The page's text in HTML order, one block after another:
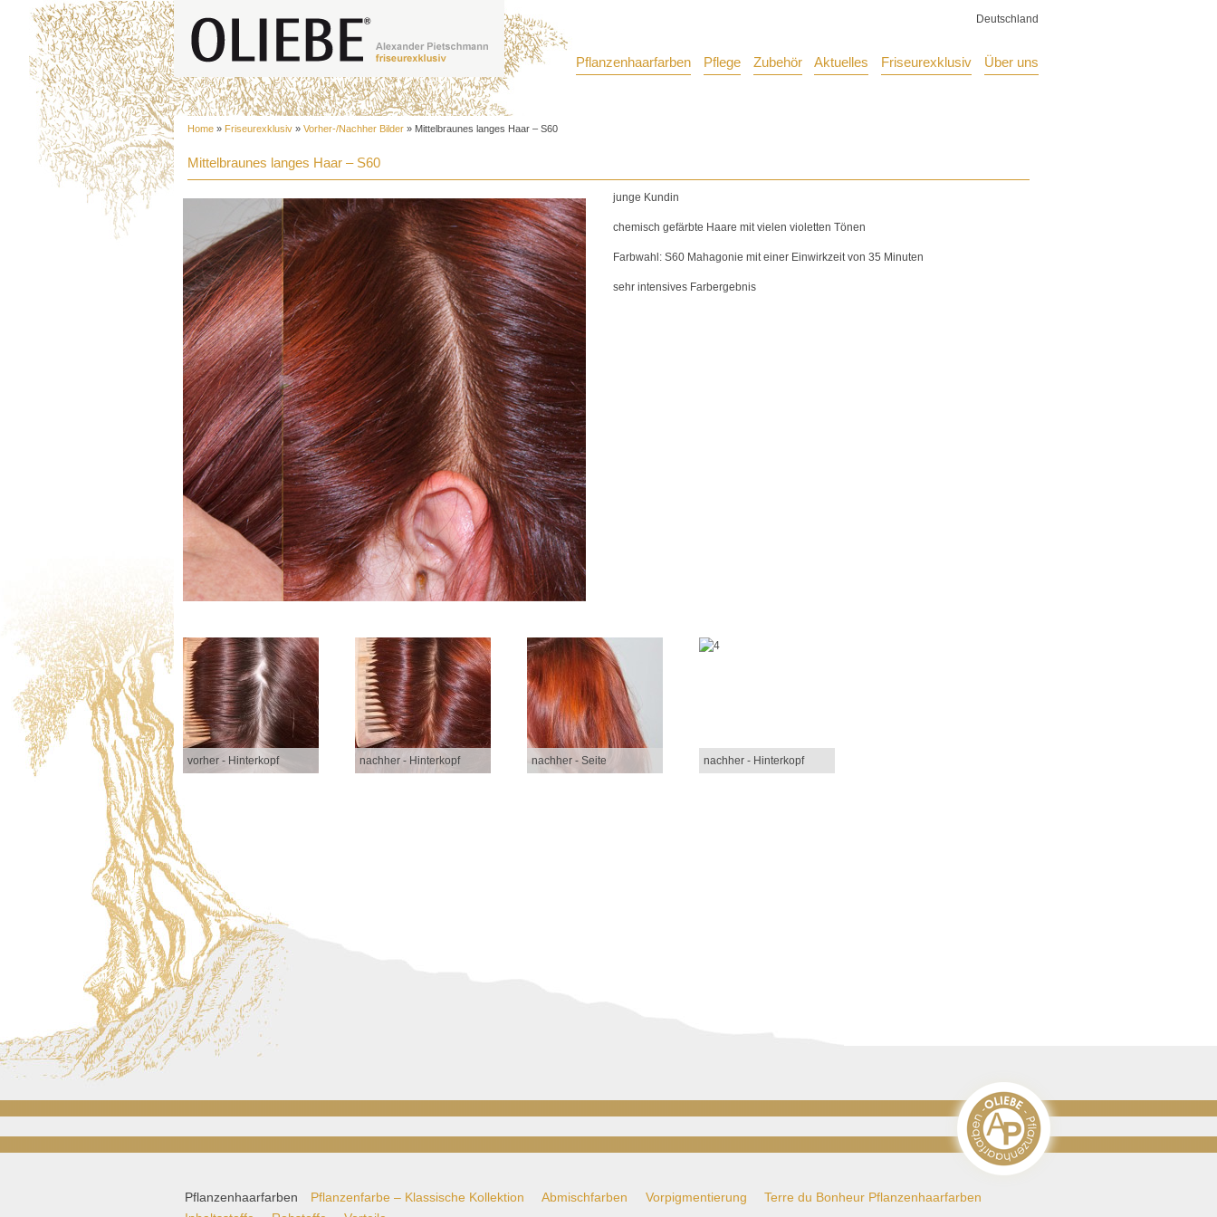
Deutschland
Pflanzenhaarfarben Pflege Zubehör Aktuelles Friseurexklusiv Über uns
Home » Friseurexklusiv » Vorher-/Nachher Bilder » Mittelbraunes langes Haar – S60
Mittelbraunes langes Haar – S60
junge Kundin
chemisch gefärbte Haare mit vielen violetten Tönen
Farbwahl: S60 Mahagonie mit einer Einwirkzeit von 35 Minuten
sehr intensives Farbergebnis
vorher - Hinterkopf nachher - Hinterkopf nachher - Seite nachher - Hinterkopf
Pflanzenhaarfarben Pflanzenfarbe – Klassische Kollektion Abmischfarben Vorpigmentierung
Terre du Bonheur Pflanzenhaarfarben